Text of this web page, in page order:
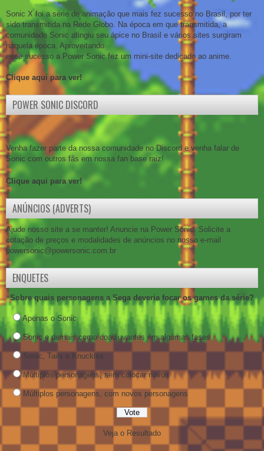
Sonic X foi a série de animação que mais fez sucesso no Brasil, por ter
sido transmitida na Rede Globo. Na época em que transmitida, a
comunidade Sonic atingiu seu ápice no Brasil e vários sites surgiram
naquela época. Aproveitando
esse sucesso a Power Sonic fez um mini-site dedicado ao anime.
Clique aqui para ver!
POWER SONIC DISCORD
Venha fazer parte da nossa comunidade no Discord e venha falar de
Sonic com outros fãs em nossa fan base raiz!
Clique aqui para ver!
ANÚNCIOS (ADVERTS)
Ajude nosso site a se manter! Anuncie na Power Sonic. Solicite a
cotação de preços e modalidades de anúncios no nosso e-mail
powersonic@powersonic.com.br
ENQUETES
Sobre quais personagens a Sega deveria focar os games da série?
Apenas o Sonic
Sonic e demais como coadjuvantes em algumas fases
Sonic, Tails e Knuckles
Múltiplos personagens, sem colocar novos
Múltiplos personagens, com novos personagens
Veja o Resultado